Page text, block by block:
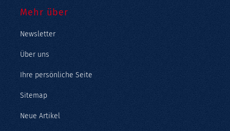
Mehr über
Newsletter
Über uns
Ihre persönliche Seite
Sitemap
Neue Artikel